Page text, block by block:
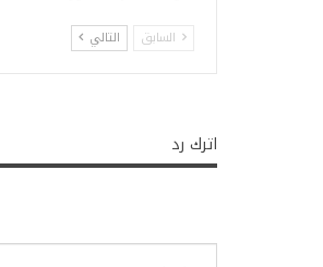
السابق التالي
اترك رد